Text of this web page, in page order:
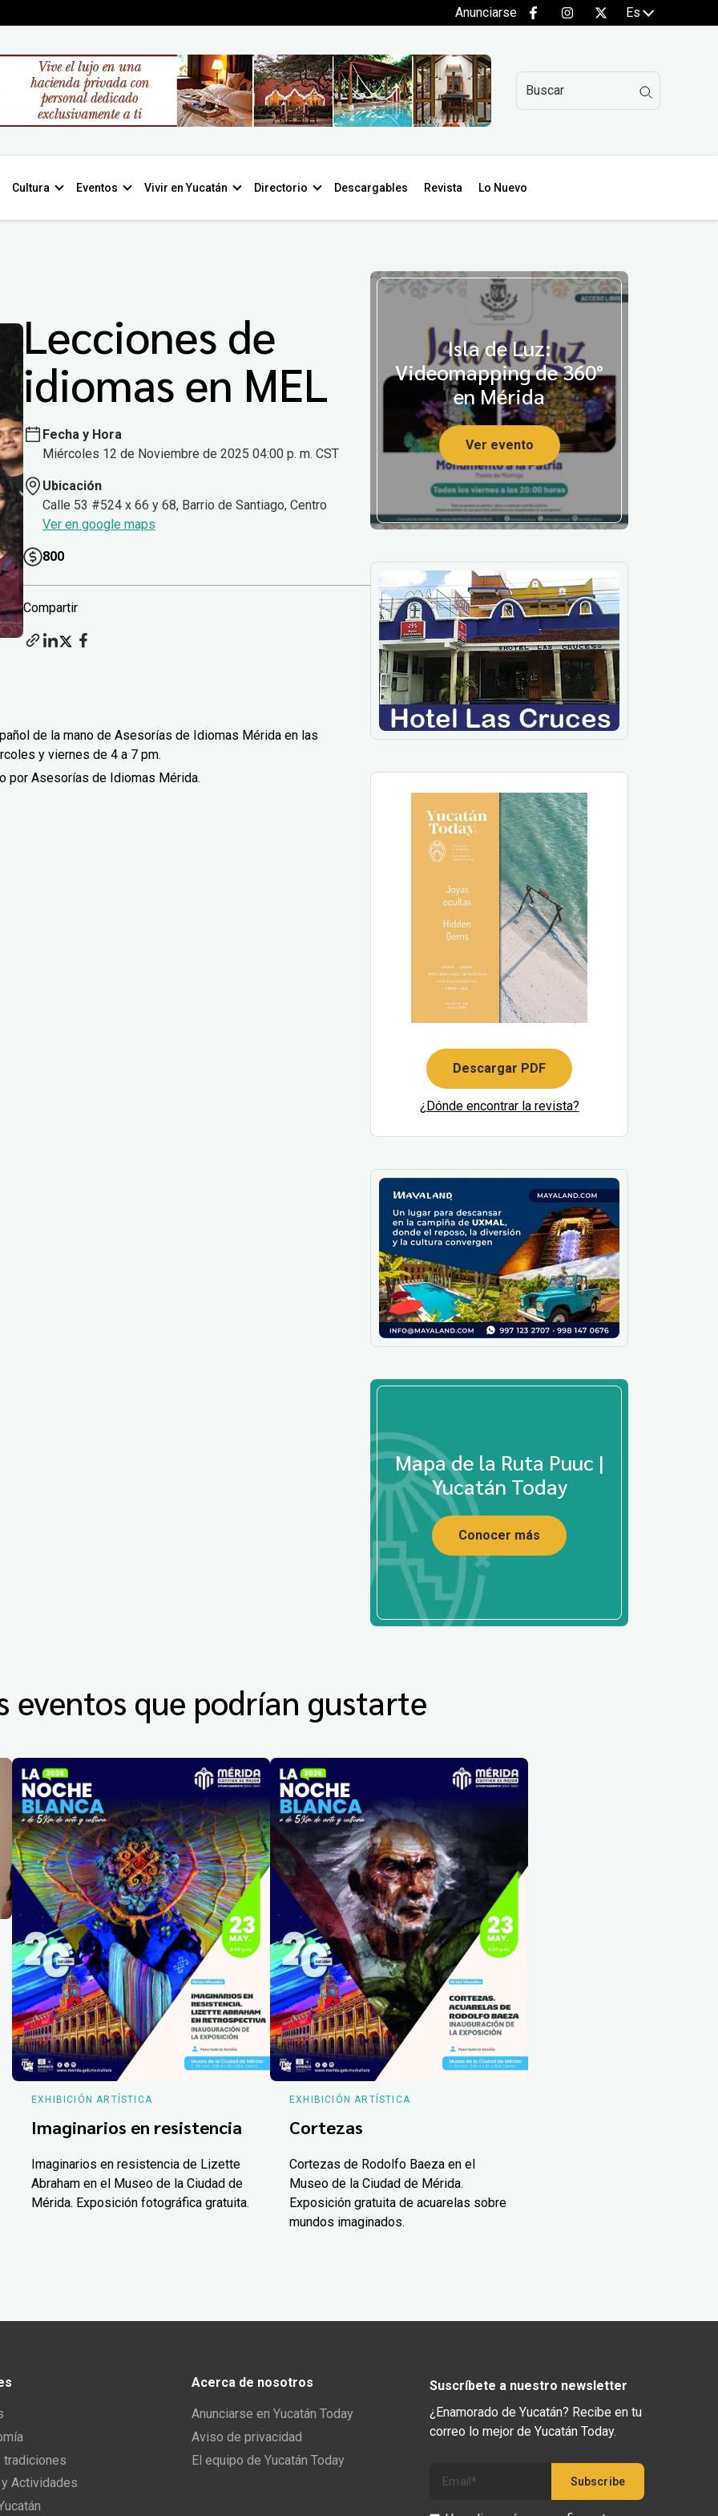
Anunciarse Es
Cultura Eventos Vivir en Yucatán Directorio Descargables Revista Lo Nuevo
Lecciones de
idiomas en MEL
Fecha y Hora
Miércoles 12 de Noviembre de 2025 04:00 p. m. CST
Ubicación
Calle 53 #524 x 66 y 68, Barrio de Santiago, Centro
Ver en google maps
800
Compartir
de la mano de Asesorías de Idiomas Mérida en las
y viernes de 4 a 7 pm.
por Asesorías de Idiomas Mérida.
Isla de Luz:
Videomapping de 360°
en Mérida
Ver evento
Descargar PDF
¿Dónde encontrar la revista?
Mapa de la Ruta Puuc |
Yucatán Today
Conocer más
eventos que podrían gustarte
EXHIBICIÓN ARTÍSTICA
Imaginarios en resistencia
Imaginarios en resistencia de Lizette
Abraham en el Museo de la Ciudad de
Mérida. Exposición fotográfica gratuita.
EXHIBICIÓN ARTÍSTICA
Cortezas
Cortezas de Rodolfo Baeza en el
Museo de la Ciudad de Mérida.
Exposición gratuita de acuarelas sobre
mundos imaginados.
tradiciones
Actividades
Acerca de nosotros
Anunciarse en Yucatán Today
Aviso de privacidad
El equipo de Yucatán Today
Suscríbete a nuestro newsletter
¿Enamorado de Yucatán? Recibe en tu
correo lo mejor de Yucatán Today.